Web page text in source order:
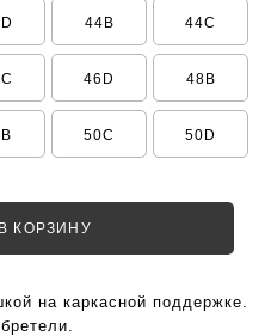
44B 44C
46D 48B
50C 50D
КОРЗИНУ
на каркасной поддержке.